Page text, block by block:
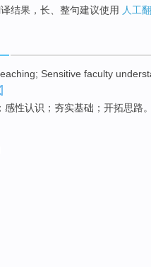
结果，长、整句建议使用 人工
; Sensitive faculty
； 感性认识 ； 夯实基础 ； 开拓思路。